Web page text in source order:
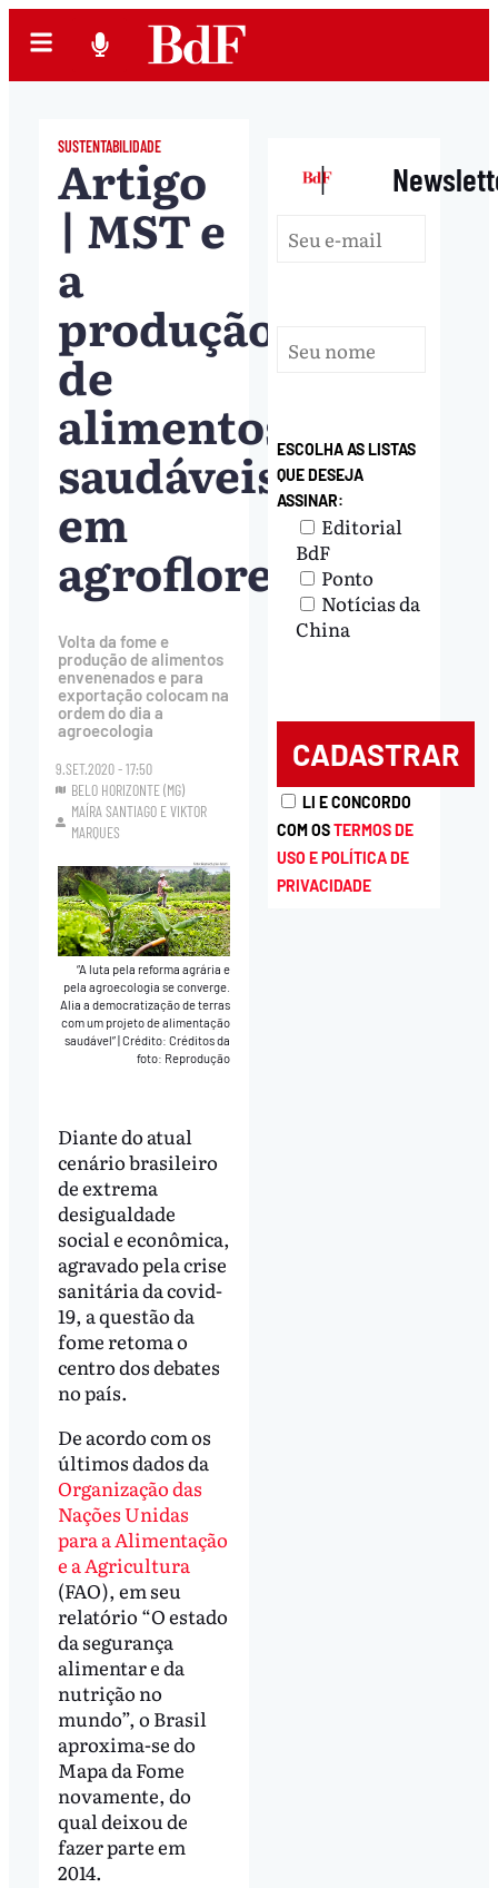
SUSTENTABILIDADE
Artigo
| MST e
a
produção
de
alimentos
saudáveis
em
agroflorestas
Volta da fome e
produção de alimentos
envenenados e para
exportação colocam na
ordem do dia a
agroecologia
9.SET.2020 - 17:50
BELO HORIZONTE (MG)
MAÍRA SANTIAGO EVIKTOR
MARQUES
“A luta pela reforma agrária e
pela agroecologia se converge.
Alia a democratização de terras
com um projeto de alimentação
saudável”|Crédito: Créditos da
foto: Reprodução
Diante do atual
cenário brasileiro
de extrema
desigualdade
social e econômica,
agravado pela crise
sanitária da covid-
19, a questão da
fome retoma o
centro dos debates
no país.
De acordo com os
últimos dados da
Organização das
Nações Unidas
para a Alimentação
e a Agricultura
(FAO), em seu
relatório “O estado
da segurança
alimentar e da
nutrição no
mundo”, o Brasil
aproxima-se do
Mapa da Fome
novamente, do
qual deixou de
fazer parte em
2014.
|
ESCOLHA AS LISTAS
QUE DESEJA
ASSINAR:
Editorial
BdF
Ponto
Notícias da
China
LI E CONCORDO
COM OSTERMOS DE
USO E POLÍTICA DE
PRIVACIDADE